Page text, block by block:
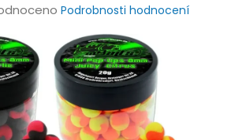
Podrobnosti hodnocení